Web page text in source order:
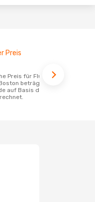
Preis
beträgt 312
auf Basis der